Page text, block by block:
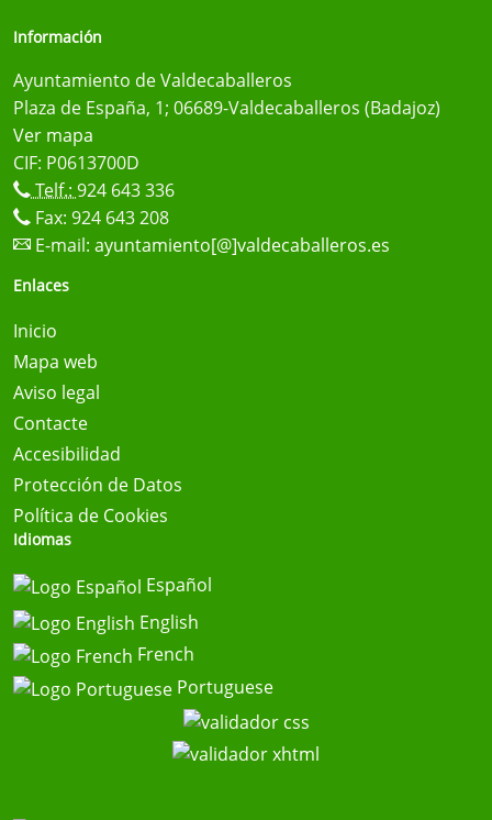
Información
Ayuntamiento de Valdecaballeros
Plaza de España, 1; 06689-Valdecaballeros (Badajoz)
Ver mapa
CIF: P0613700D
Telf.: 924 643 336
Fax: 924 643 208
E-mail: ayuntamiento[@]valdecaballeros.es
Enlaces
Inicio
Mapa web
Aviso legal
Contacte
Accesibilidad
Protección de Datos
Política de Cookies
Idiomas
Español
English
French
Portuguese